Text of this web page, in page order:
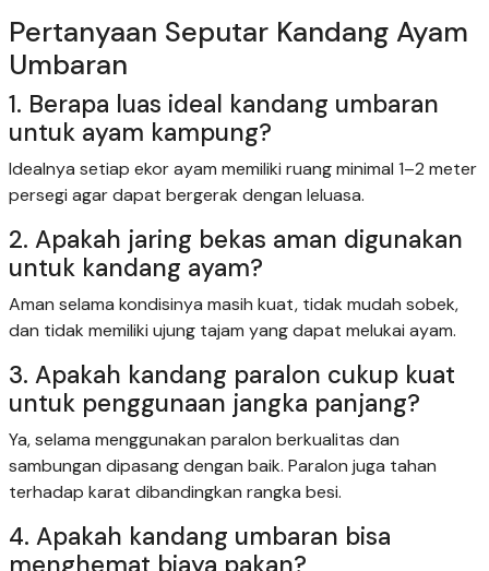
Pertanyaan Seputar Kandang Ayam
Umbaran
1. Berapa luas ideal kandang umbaran
untuk ayam kampung?
Idealnya setiap ekor ayam memiliki ruang minimal 1–2 meter
persegi agar dapat bergerak dengan leluasa.
2. Apakah jaring bekas aman digunakan
untuk kandang ayam?
Aman selama kondisinya masih kuat, tidak mudah sobek,
dan tidak memiliki ujung tajam yang dapat melukai ayam.
3. Apakah kandang paralon cukup kuat
untuk penggunaan jangka panjang?
Ya, selama menggunakan paralon berkualitas dan
sambungan dipasang dengan baik. Paralon juga tahan
terhadap karat dibandingkan rangka besi.
4. Apakah kandang umbaran bisa